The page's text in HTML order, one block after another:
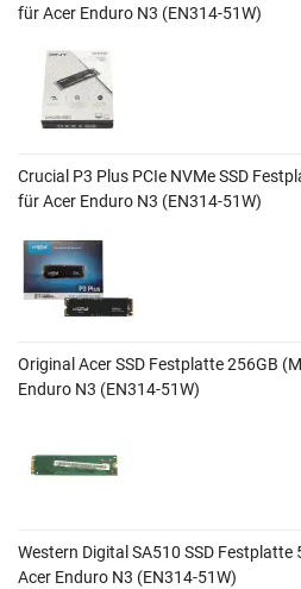
für Acer Enduro N3 (EN314-51W)
Crucial P3 Plus PCIe NVMe SSD
für Acer Enduro N3 (EN314-51W)
Original Acer SSD Festplatte 256GB
Enduro N3 (EN314-51W)
Western Digital SA510 SSD
Acer Enduro N3 (EN314-51W)